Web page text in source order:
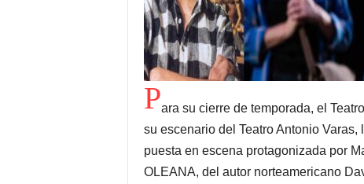
Para su cierre de temporada, el
su escenario del Teatro Antonio
puesta en escena protagonizada por
OLEANA, del autor norteamericano